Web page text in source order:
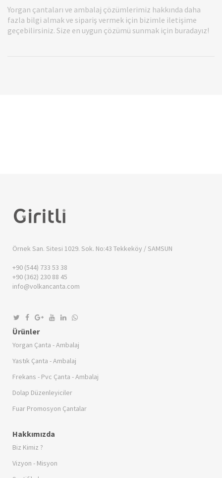
Yorgan çantaları ve ambalaj çözümlerimiz hakkında daha
fazla bilgi almak ve sipariş vermek için bizimle iletişime
geçebilirsiniz. Size en uygun çözümü sunmak için buradayız!
Örnek San. Sitesi 1029. Sok. No:43 Tekkeköy / SAMSUN
+90 (544) 733 53 38
+90 (362) 230 88 45
info@volkancanta.com
Ürünler
Yorgan Çanta - Ambalaj
Yastık Çanta - Ambalaj
Frekans - Pvc Çanta - Ambalaj
Dolap Düzenleyiciler
Fuar Promosyon Çantalar
Hakkımızda
Biz Kimiz ?
Vizyon - Misyon